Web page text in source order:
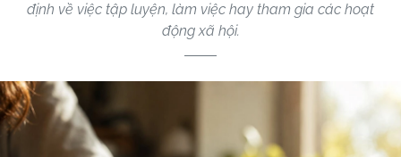
định về việc tập luyện, làm việc hay tham gia các hoạt
động xã hội.